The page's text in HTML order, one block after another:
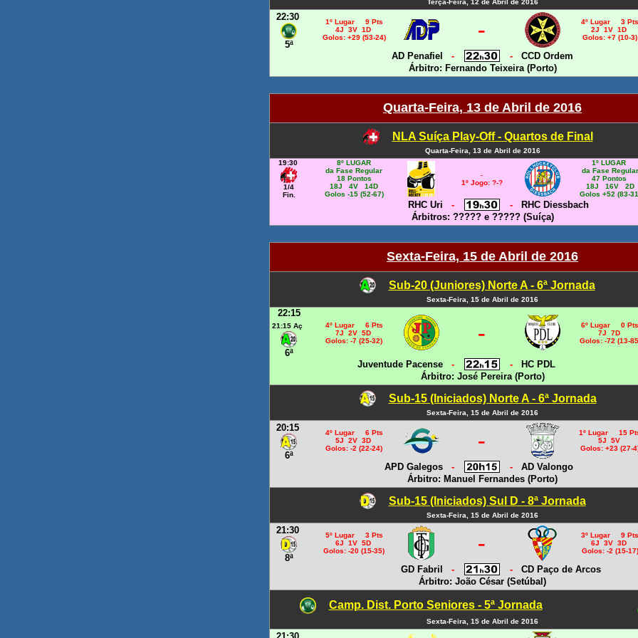
Terça-Feira, 12 de Abril de 2016
22:30
5ª
1º Lugar 9 Pts
4J 3V 1D
Golos: +29 (53-24)
-
4º Lugar 3 Pts
2J 1V 1D
Golos: +7 (10-3)
AD Penafiel - -
CCD Ordem
Árbitro: Fernando Teixeira (Porto)
Quarta-Feira, 13 de Abril de 2016
NLA Suíça Play-Off - Quartos de Final
Quarta-Feira, 13 de Abril de 2016
19:30
1/4
Fin.
8º LUGAR
da Fase Regular
18 Pontos
18J 4V 14D
Golos -15 (52-67)
-
1º Jogo: ?-?
1º LUGAR
da Fase Regular
47 Pontos
18J 16V 2D
Golos +52 (83-
RHC Uri - -
RHC Diessbach
Árbitros: ????? e ????? (Suíça)
Sexta-Feira, 15 de Abril de 2016
Sub-20 (Juniores) Norte A - 6ª Jornada
Sexta-Feira, 15 de Abril de 2016
22:15
21:15 Aç
6ª
4º Lugar 6 Pts
7J 2V 5D
Golos: -7 (25-32)
-
6º Lugar 0 Pts
7J 7D
Golos: -72 (13-
Juventude Pacense - -
HC PDL
Árbitro: José Pereira (Porto)
Sub-15 (Iniciados) Norte A - 6ª Jornada
Sexta-Feira, 15 de Abril de 2016
20:15
6ª
4º Lugar 6 Pts
5J 2V 3D
Golos: -2 (22-24)
-
1º Lugar 15
5J 5V
Golos: +23 (27-
APD Galegos - -
AD Valongo
Árbitro: Manuel Fernandes (Porto)
Sub-15 (Iniciados) Sul D - 8ª Jornada
Sexta-Feira, 15 de Abril de 2016
21:30
8ª
5º Lugar 3 Pts
6J 1V 5D
Golos: -20 (15-35)
-
3º Lugar 9 Pts
6J 3V 3D
Golos: -2 (15-17)
GD Fabril - -
CD Paço de Arcos
Árbitro: João César (Setúbal)
Camp. Dist. Porto Seniores - 5ª Jornada
Sexta-Feira, 15 de Abril de 2016